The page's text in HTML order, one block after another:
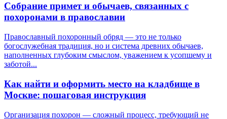
Собрание примет и обычаев, связанных с
похоронами в православии
Православный похоронный обряд — это не только
богослужебная традиция, но и система древних обычаев,
наполненных глубоким смыслом, уважением к усопшему и
заботой...
Как найти и оформить место на кладбище в
Москве: пошаговая инструкция
Организация похорон — сложный процесс, требующий не